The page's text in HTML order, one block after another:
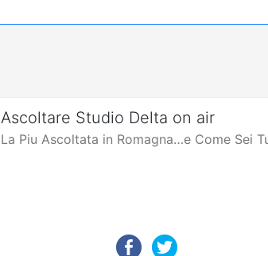
Ascoltare Studio Delta on air
La Piu Ascoltata in Romagna…e Come Sei